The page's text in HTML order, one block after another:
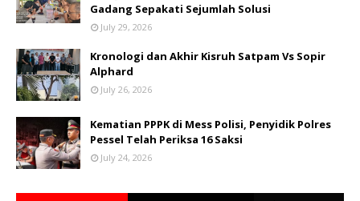
Gadang Sepakati Sejumlah Solusi
July 29, 2026
Kronologi dan Akhir Kisruh Satpam Vs Sopir
Alphard
July 26, 2026
Kematian PPPK di Mess Polisi, Penyidik Polres
Pessel Telah Periksa 16 Saksi
July 24, 2026